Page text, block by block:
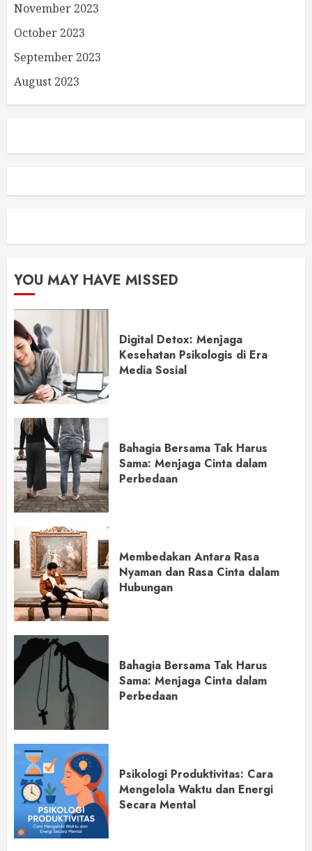
November 2023
October 2023
September 2023
August 2023
YOU MAY HAVE MISSED
Digital Detox: Menjaga
Kesehatan Psikologis di Era
Media Sosial
Bahagia Bersama Tak Harus
Sama: Menjaga Cinta dalam
Perbedaan
Membedakan Antara Rasa
Nyaman dan Rasa Cinta dalam
Hubungan
Bahagia Bersama Tak Harus
Sama: Menjaga Cinta dalam
Perbedaan
Psikologi Produktivitas: Cara
Mengelola Waktu dan Energi
Secara Mental